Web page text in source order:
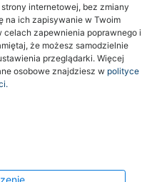
internetowej, bez zmiany
na ich zapisywanie w Twoim
zapewnienia poprawnego i
że możesz samodzielnie
przeglądarki. Więcej
osobowe znajdziesz w polityce